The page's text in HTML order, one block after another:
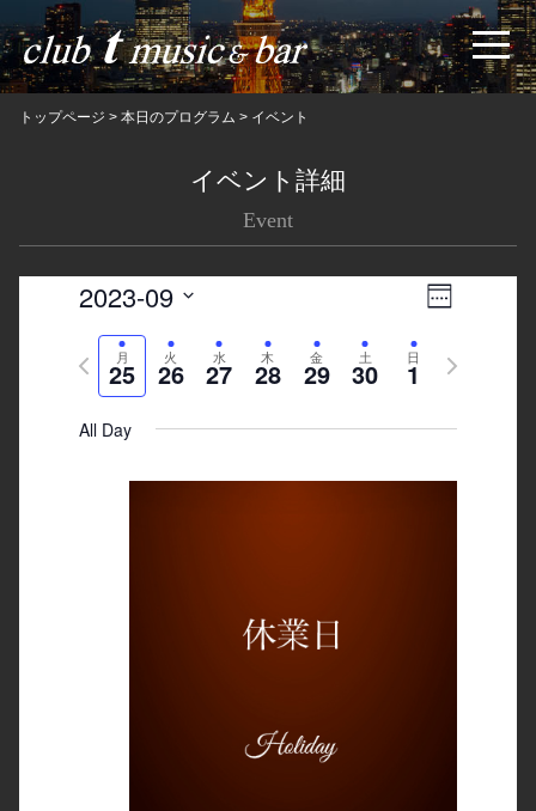
トップページ > 本日のプログラム > イベント
イベント詳細
Event
Views
Event
Navigation
Week
2023-09
date.
月
25 火
26 水
27 木
28 金
29 土
30 日
1
Previous
Next
All Day